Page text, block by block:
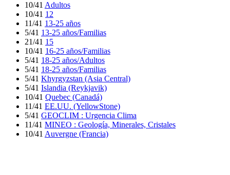
10/41 Adultos
10/41 12
11/41 13-25 años
5/41 13-25 años/Familias
21/41 15
10/41 16-25 años/Familias
5/41 18-25 años/Adultos
5/41 18-25 años/Familias
5/41 Khyrgyzstan (Asia Central)
5/41 Islandia (Reykjavik)
10/41 Quebec (Canadá)
11/41 EE.UU. (YellowStone)
5/41 GEOCLIM : Urgencia Clima
11/41 MINEO : Geología, Minerales, Cristales
10/41 Auvergne (Francia)